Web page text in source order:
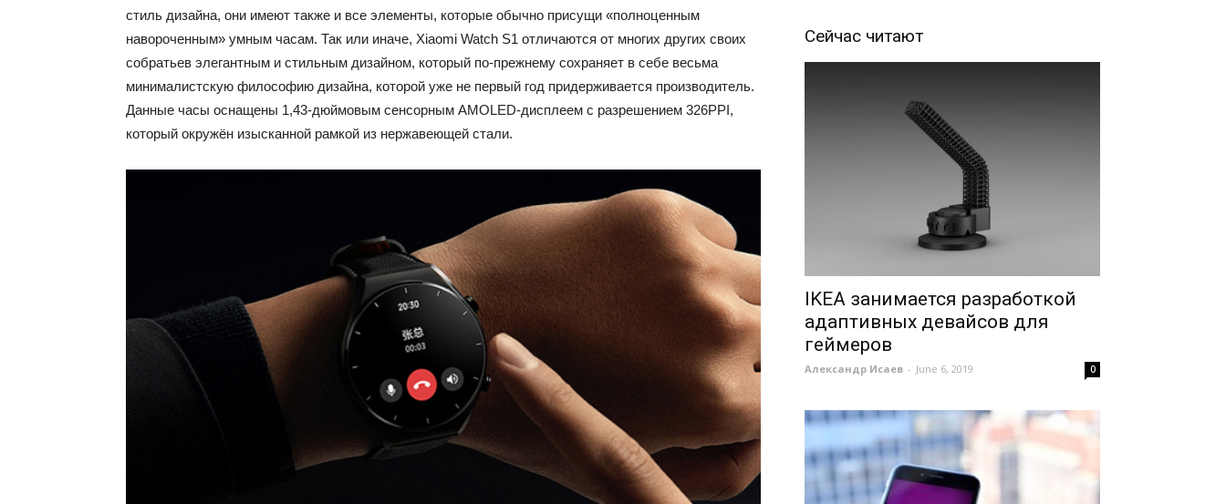
стиль дизайна, они имеют также и все элементы, которые обычно присущи «полноценным
навороченным» умным часам. Так или иначе, Xiaomi Watch S1 отличаются от многих других своих
собратьев элегантным и стильным дизайном, который по-прежнему сохраняет в себе весьма
минималистскую философию дизайна, которой уже не первый год придерживается производитель.
Данные часы оснащены 1,43-дюймовым сенсорным AMOLED-дисплеем с разрешением 326PPI,
который окружён изысканной рамкой из нержавеющей стали.
Сейчас читают
IKEA занимается разработкой
адаптивных девайсов для
геймеров
Александр Исаев - June 6, 2019 0